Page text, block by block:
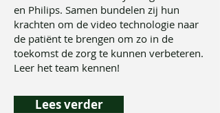
en Philips. Samen bundelen zij hun
krachten om de video technologie naar
de patiënt te brengen om zo in de
toekomst de zorg te kunnen verbeteren.
Leer het team kennen!
Lees verder